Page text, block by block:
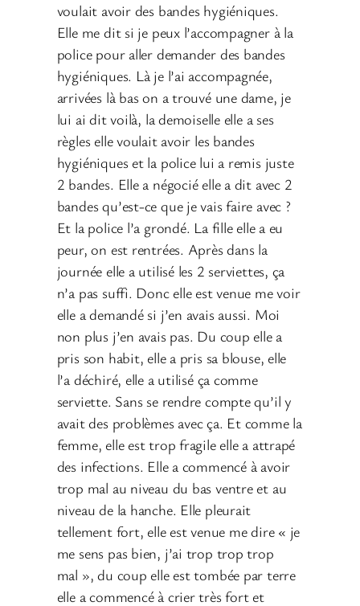
voulait avoir des bandes hygiéniques.
Elle me dit si je peux l’accompagner à la
police pour aller demander des bandes
hygiéniques. Là je l’ai accompagnée,
arrivées là bas on a trouvé une dame, je
lui ai dit voilà, la demoiselle elle a ses
règles elle voulait avoir les bandes
hygiéniques et la police lui a remis juste
2 bandes. Elle a négocié elle a dit avec 2
bandes qu’est-ce que je vais faire avec ?
Et la police l’a grondé. La fille elle a eu
peur, on est rentrées. Après dans la
journée elle a utilisé les 2 serviettes, ça
n’a pas suffi. Donc elle est venue me voir
elle a demandé si j’en avais aussi. Moi
non plus j’en avais pas. Du coup elle a
pris son habit, elle a pris sa blouse, elle
l’a déchiré, elle a utilisé ça comme
serviette. Sans se rendre compte qu’il y
avait des problèmes avec ça. Et comme la
femme, elle est trop fragile elle a attrapé
des infections. Elle a commencé à avoir
trop mal au niveau du bas ventre et au
niveau de la hanche. Elle pleurait
tellement fort, elle est venue me dire « je
me sens pas bien, j’ai trop trop trop
mal », du coup elle est tombée par terre
elle a commencé à crier très fort et